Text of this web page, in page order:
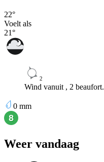
22°
Voelt als
21°
2
Wind vanuit , 2 beaufort.
0 mm
Weer vandaag